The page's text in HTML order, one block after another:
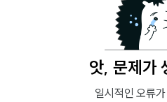
앗, 문제가
일시적인 오류